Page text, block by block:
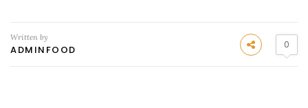
Written by
ADMINFOOD 0